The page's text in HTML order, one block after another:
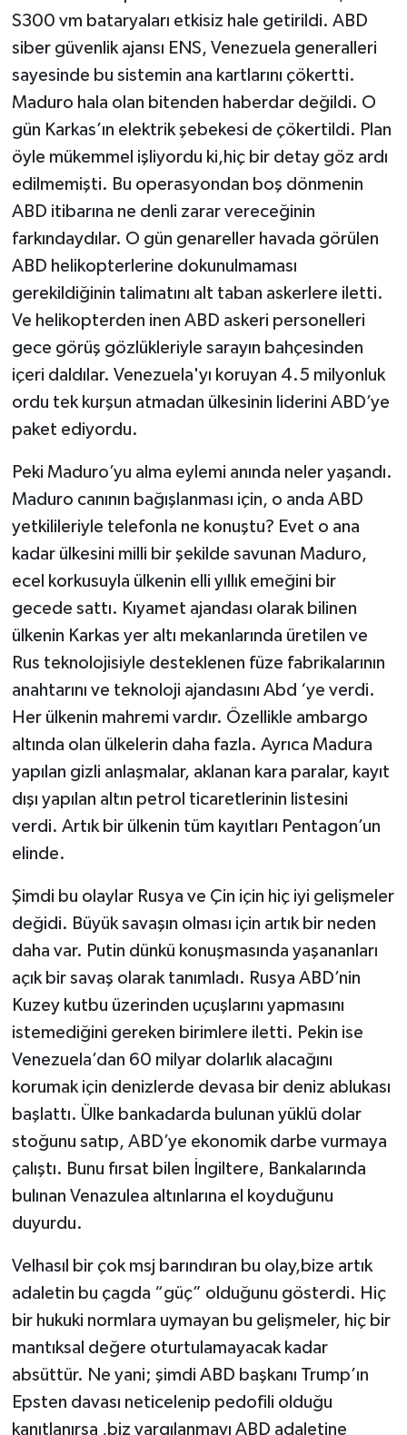
S300 vm bataryaları etkisiz hale getirildi. ABD
siber güvenlik ajansı ENS, Venezuela generalleri
sayesinde bu sistemin ana kartlarını çökertti.
Maduro hala olan bitenden haberdar değildi. O
gün Karkas’ın elektrik şebekesi de çökertildi. Plan
öyle mükemmel işliyordu ki,hiç bir detay göz ardı
edilmemişti. Bu operasyondan boş dönmenin
ABD itibarına ne denli zarar vereceğinin
farkındaydılar. O gün genareller havada görülen
ABD helikopterlerine dokunulmaması
gerekildiğinin talimatını alt taban askerlere iletti.
Ve helikopterden inen ABD askeri personelleri
gece görüş gözlükleriyle sarayın bahçesinden
içeri daldılar. Venezuela'yı koruyan 4.5 milyonluk
ordu tek kurşun atmadan ülkesinin liderini ABD’ye
paket ediyordu.
Peki Maduro’yu alma eylemi anında neler yaşandı.
Maduro canının bağışlanması için, o anda ABD
yetkilileriyle telefonla ne konuştu? Evet o ana
kadar ülkesini milli bir şekilde savunan Maduro,
ecel korkusuyla ülkenin elli yıllık emeğini bir
gecede sattı. Kıyamet ajandası olarak bilinen
ülkenin Karkas yer altı mekanlarında üretilen ve
Rus teknolojisiyle desteklenen füze fabrikalarının
anahtarını ve teknoloji ajandasını Abd ‘ye verdi.
Her ülkenin mahremi vardır. Özellikle ambargo
altında olan ülkelerin daha fazla. Ayrıca Madura
yapılan gizli anlaşmalar, aklanan kara paralar, kayıt
dışı yapılan altın petrol ticaretlerinin listesini
verdi. Artık bir ülkenin tüm kayıtları Pentagon’un
elinde.
Şimdi bu olaylar Rusya ve Çin için hiç iyi gelişmeler
değidi. Büyük savaşın olması için artık bir neden
daha var. Putin dünkü konuşmasında yaşananları
açık bir savaş olarak tanımladı. Rusya ABD’nin
Kuzey kutbu üzerinden uçuşlarını yapmasını
istemediğini gereken birimlere iletti. Pekin ise
Venezuela’dan 60 milyar dolarlık alacağını
korumak için denizlerde devasa bir deniz ablukası
başlattı. Ülke bankadarda bulunan yüklü dolar
stoğunu satıp, ABD’ye ekonomik darbe vurmaya
çalıştı. Bunu fırsat bilen İngiltere, Bankalarında
bulınan Venazulea altınlarına el koyduğunu
duyurdu.
Velhasıl bir çok msj barındıran bu olay,bize artık
adaletin bu çagda “güç” olduğunu gösterdi. Hiç
bir hukuki normlara uymayan bu gelişmeler, hiç bir
mantıksal değere oturtulamayacak kadar
absüttür. Ne yani; şimdi ABD başkanı Trump’ın
Epsten davası neticelenip pedofili olduğu
kanıtlanırsa ,biz yargılanmayı ABD adaletine